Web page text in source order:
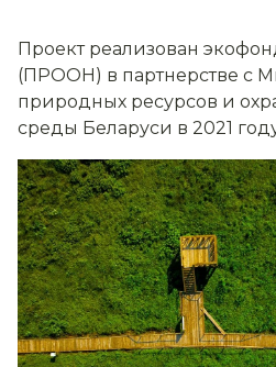
Проект реализован
(ПРООН) в партнерстве с
природных ресурсов и
среды Беларуси в 2021